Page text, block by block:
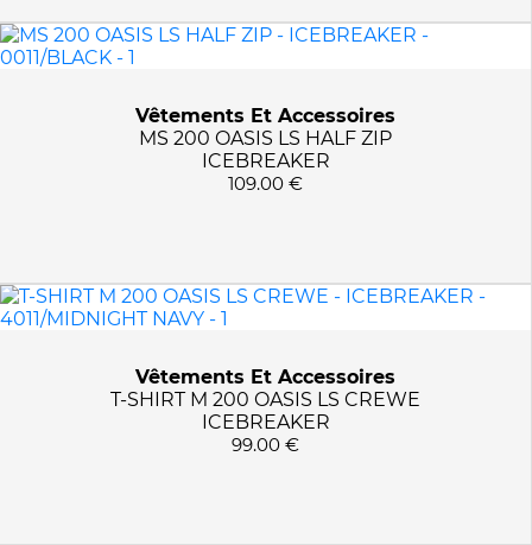
Vêtements Et Accessoires
MS 200 OASIS LS HALF ZIP
ICEBREAKER
109.00 €
Vêtements Et Accessoires
T-SHIRT M 200 OASIS LS CREWE
ICEBREAKER
99.00 €